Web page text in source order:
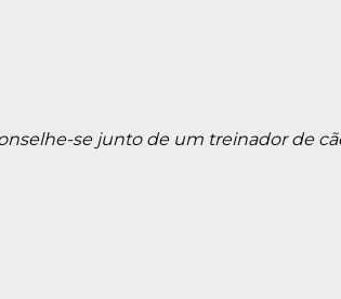
se junto de um treinador de